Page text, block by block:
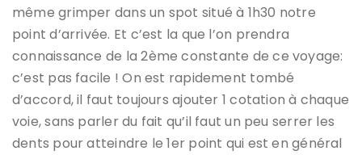
même grimper dans un spot situé à 1h30 notre
point d’arrivée. Et c’est la que l’on prendra
connaissance de la 2ème constante de ce voyage:
c’est pas facile ! On est rapidement tombé
d’accord, il faut toujours ajouter 1 cotation à chaque
voie, sans parler du fait qu’il faut un peu serrer les
dents pour atteindre le 1er point qui est en général